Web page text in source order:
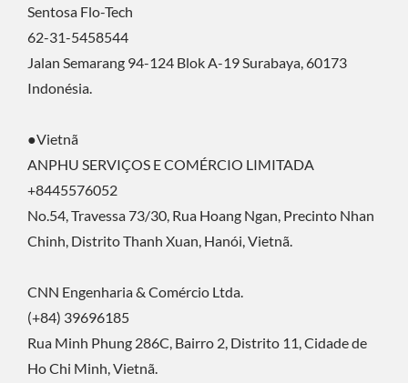
Sentosa Flo-Tech
62-31-5458544
Jalan Semarang 94-124 Blok A-19 Surabaya, 60173
Indonésia.
●Vietnã
ANPHU SERVIÇOS E COMÉRCIO LIMITADA
+8445576052
No.54, Travessa 73/30, Rua Hoang Ngan, Precinto Nhan
Chinh, Distrito Thanh Xuan, Hanói, Vietnã.
CNN Engenharia & Comércio Ltda.
(+84) 39696185
Rua Minh Phung 286C, Bairro 2, Distrito 11, Cidade de
Ho Chi Minh, Vietnã.